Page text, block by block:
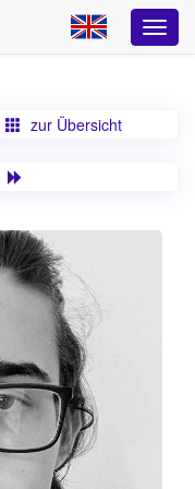
zur Übersicht